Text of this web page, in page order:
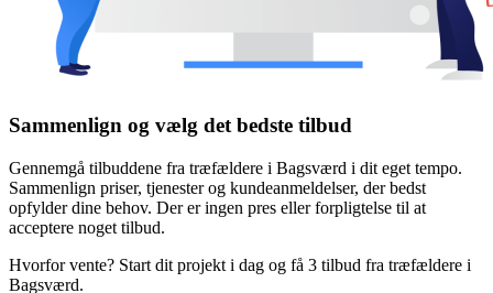
Sammenlign og vælg det bedste tilbud
Gennemgå tilbuddene fra træfældere i Bagsværd i dit eget tempo.
Sammenlign priser, tjenester og kundeanmeldelser, der bedst
opfylder dine behov. Der er ingen pres eller forpligtelse til at
acceptere noget tilbud.
Hvorfor vente? Start dit projekt i dag og få 3 tilbud fra træfældere i
Bagsværd.